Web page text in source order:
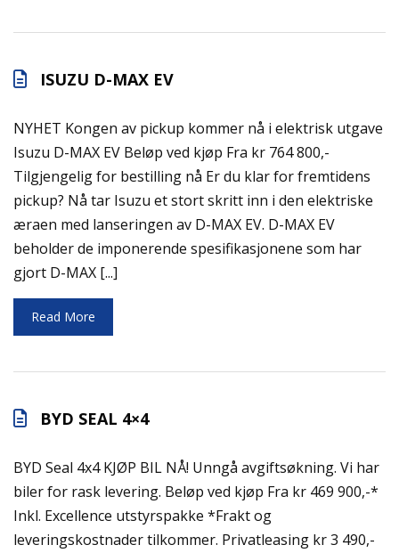
ISUZU D-MAX EV
NYHET Kongen av pickup kommer nå i elektrisk utgave
Isuzu D-MAX EV Beløp ved kjøp Fra kr 764 800,-
Tilgjengelig for bestilling nå Er du klar for fremtidens
pickup? Nå tar Isuzu et stort skritt inn i den elektriske
æraen med lanseringen av D-MAX EV. D-MAX EV
beholder de imponerende spesifikasjonene som har
gjort D-MAX [...]
Read More
BYD SEAL 4×4
BYD Seal 4x4 KJØP BIL NÅ! Unngå avgiftsøkning. Vi har
biler for rask levering. Beløp ved kjøp Fra kr 469 900,-*
Inkl. Excellence utstyrspakke *Frakt og
leveringskostnader tilkommer. Privatleasing kr 3 490,-